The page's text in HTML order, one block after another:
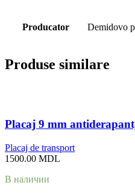
Producator Demidovo
Produse similare
Placaj 9 mm
Placaj de transport
1500.00 MDL
В наличии